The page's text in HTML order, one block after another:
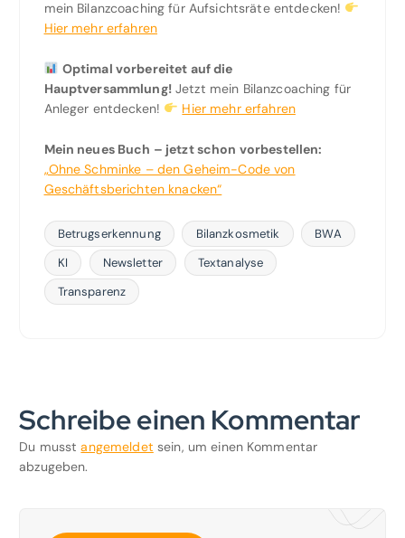
mein Bilanzcoaching für Aufsichtsräte entdecken!
Hier mehr erfahren
Optimal vorbereitet auf die
Hauptversammlung!Jetzt mein Bilanzcoaching für
Anleger entdecken!
Hier mehr erfahren
Mein neues Buch – jetzt schon vorbestellen:
„Ohne Schminke – den Geheim-Code von
Geschäftsberichten knacken“
Betrugserkennung Bilanzkosmetik
BWA
KI
Newsletter
Textanalyse
Transparenz
Schreibe einen Kommentar
Du musstangemeldet sein, um einen Kommentar
abzugeben.